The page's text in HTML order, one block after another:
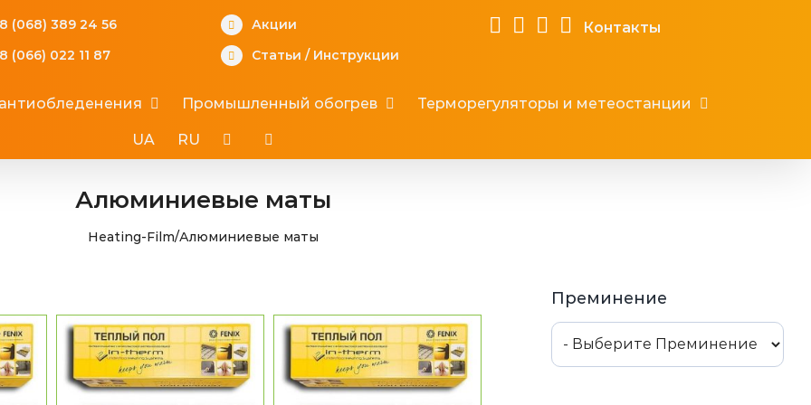
(068) 389 24 56
(066) 022 11 87
Акции
Статьи / Инструкции
Контакты
Промышленный обогрев Терморегуляторы и метеостанции
UA RU
Алюминиевые маты
Heating-Film/Алюминиевые маты
Преминение